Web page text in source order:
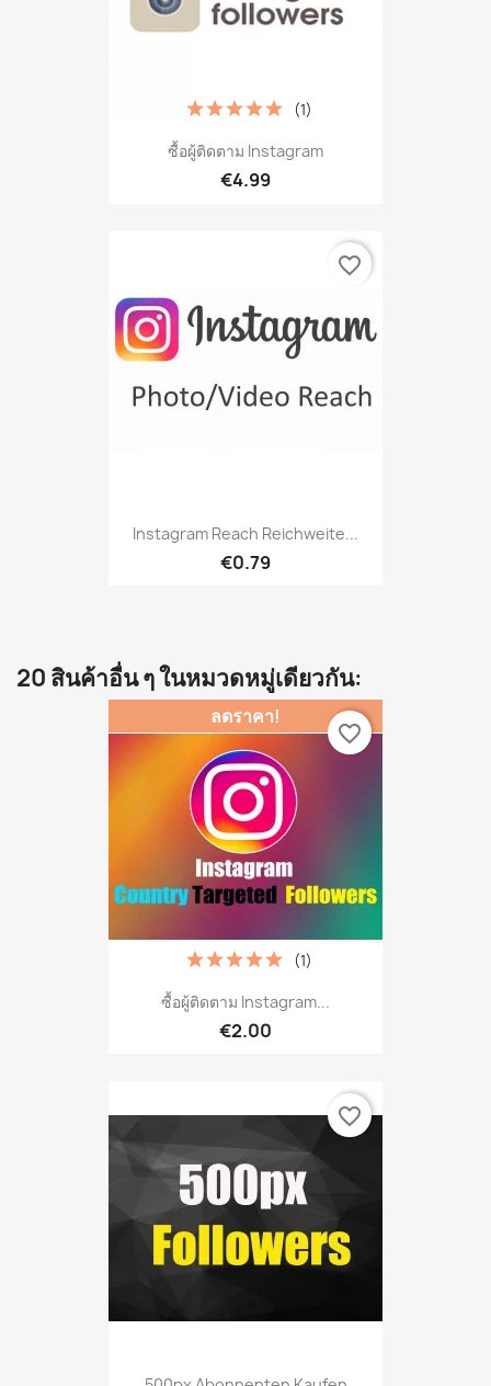
ซื้อผู้ติดตาม Instagram
€4.99
(1)
Instagram Reach Reichweite...
€0.79
favorite_border
20 สินค้าอื่น ๆ ในหมวดหมู่เดียวกัน:
ซื้อผู้ติดตาม Instagram...
€2.00
(1)
ลดราคา!
favorite_border
favorite_border